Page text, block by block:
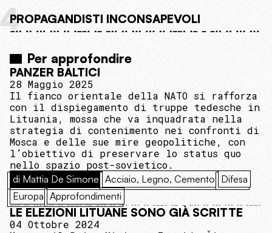
4PROPAGANDISTI INCONSAPEVOLI
Per approfondire
PANZER BALTICI
28 Maggio 2025
Il fianco orientale della NATO si rafforza
con il dispiegamento di truppe tedesche in
Lituania, mossa che va inquadrata nella
strategia di contenimento nei confronti di
Mosca e delle sue mire geopolitiche, con
l’obiettivo di preservare lo status quo
nello spazio post-sovietico.
di Mattia De Simone Acciaio, Legno, Cemento Difesa
Europa Approfondimenti
LE ELEZIONI LITUANE SONO GIÀ SCRITTE
04 Ottobre 2024